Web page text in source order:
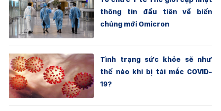
thông tin đầu tiên về biến
chủng mới Omicron
Tình trạng sức khỏe sẽ như
thế nào khi bị tái mắc COVID-
19?